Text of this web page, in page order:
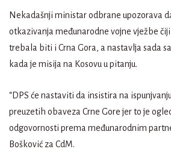
Nekadašnji ministar odbrane upozorava
otkazivanja međunarodne vojne vježbe
trebala biti i Crna Gora, a nastavlja sada
kada je misija na Kosovu u pitanju.
“DPS će nastaviti da insistira na
preuzetih obaveza Crne Gore jer to je
odgovornosti prema međunarodnim
Bošković za CdM.